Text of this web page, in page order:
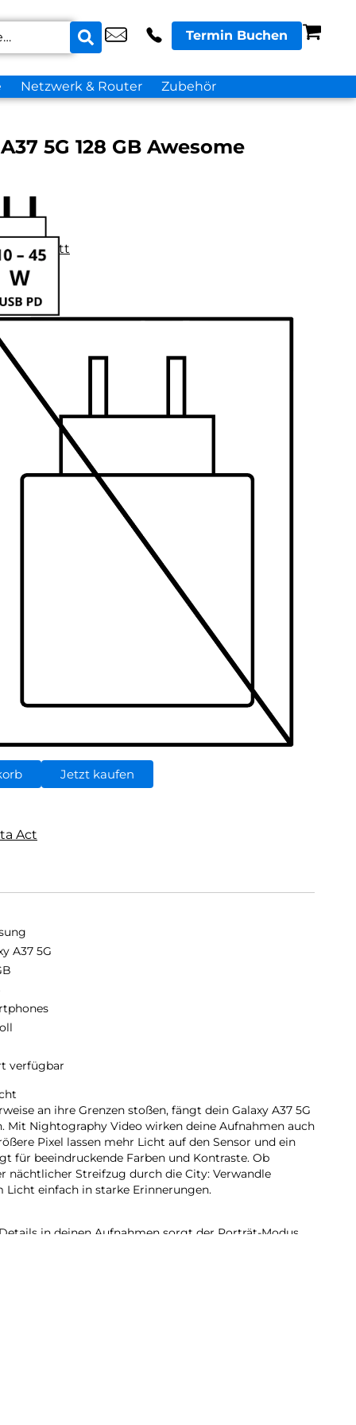
Termin Buchen
Netzwerk & Router Zubehör
5G 128 GB Awesome
Jetzt kaufen
Act
A37 5G
verfügbar
an ihre Grenzen stoßen, fängt dein Galaxy A37 5G
Mit Nightography Video wirken deine Aufnahmen auch
Pixel lassen mehr Licht auf den Sensor und ein
für beeindruckende Farben und Kontraste. Ob
nächtlicher Streifzug durch die City: Verwandle
Licht einfach in starke Erinnerungen.
in deinen Aufnahmen sorgt der Porträt-Modus.
automatisch Elemente wie Hauttöne, Haare,